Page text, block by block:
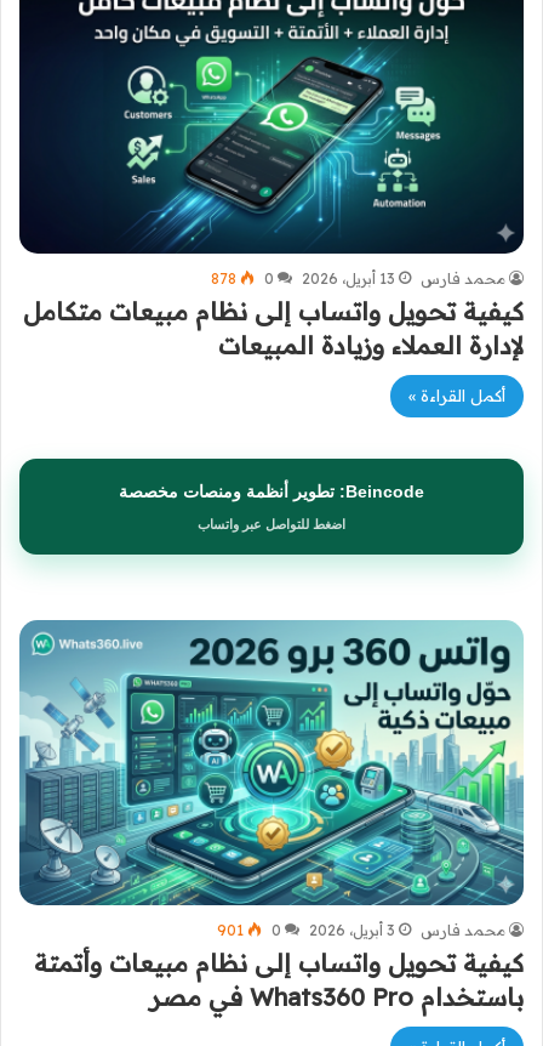
محمد فارس 13 أبريل، 2026 0
878
كيفية تحويل واتساب إلى نظام مبيعات متكامل
لإدارة العملاء وزيادة المبيعات
أكمل القراءة »
Beincode: تطوير أنظمة ومنصات مخصصة
اضغط للتواصل عبر واتساب
محمد فارس 3 أبريل، 2026 0
901
كيفية تحويل واتساب إلى نظام مبيعات وأتمتة
باستخدام Whats360 Pro في مصر